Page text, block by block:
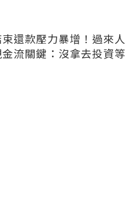
還款壓力暴增！過來人
流關鍵：沒拿去投資等